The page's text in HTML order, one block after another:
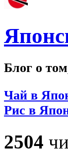
Блог о
Чай в
Рис в
2504